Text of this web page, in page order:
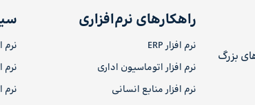
بزرگ
راهکارهای نرم‌افزاری
نرم افزار ERP
نرم افزار اتوماسیون اداری
نرم افزار منابع انسانی
نرم
نرم
نرم